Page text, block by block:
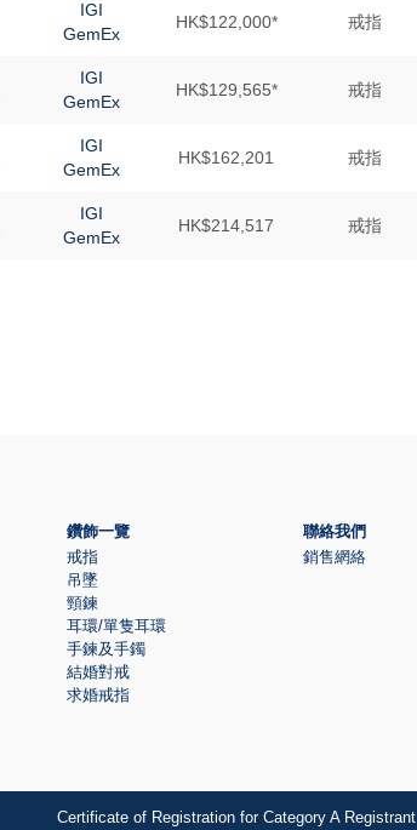
IGI
GemEx
HK$122,000* 戒指
IGI
GemEx
HK$129,565* 戒指
IGI
GemEx
HK$162,201 戒指
IGI
GemEx
HK$214,517 戒指
鑽飾一覽
戒指
吊墜
頸鍊
耳環/單隻耳環
手鍊及手鐲
結婚對戒
求婚戒指
聯絡我們
銷售網絡
Certificate of Registration for Category A Registrant